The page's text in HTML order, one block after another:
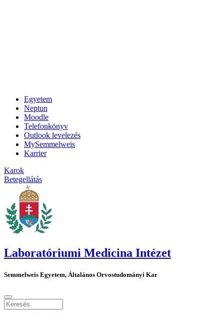
Egyetem
Neptun
Moodle
Telefonkönyv
Outlook levelezés
MySemmelweis
Karrier
Karok
Betegellátás
Laboratóriumi Medicina Intézet
Semmelweis Egyetem, Általános Orvostudományi Kar